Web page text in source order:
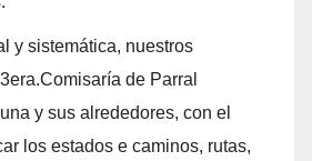
y sistemática, nuestros
de Parral
y sus alrededores, con el
los estados e caminos, rutas,